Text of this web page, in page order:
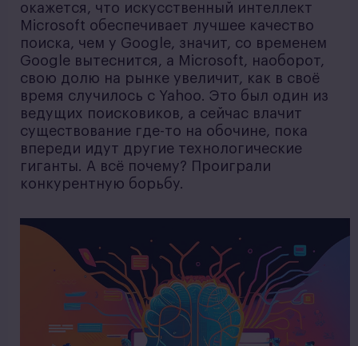
окажется, что искусственный интеллект
Microsoft обеспечивает лучшее качество
поиска, чем у Google, значит, со временем
Google вытеснится, а Microsoft, наоборот,
свою долю на рынке увеличит, как в своё
время случилось с Yahoo. Это был один из
ведущих поисковиков, а сейчас влачит
существование где-то на обочине, пока
впереди идут другие технологические
гиганты. А всё почему? Проиграли
конкурентную борьбу.